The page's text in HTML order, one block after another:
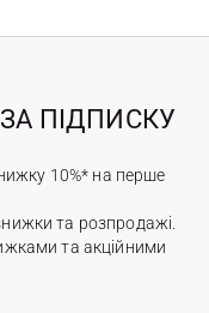
ПІДПИСКУ
10%* на перше
та розпродажі.
та акційними